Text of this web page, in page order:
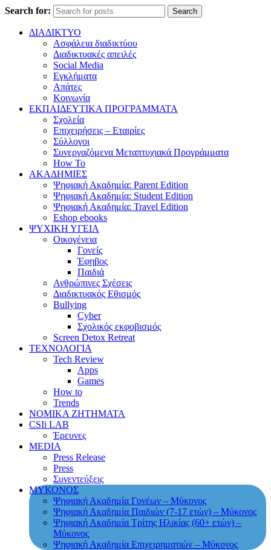
Search for: Search
ΔΙΑΔΙΚΤΥΟ
Ασφάλεια διαδικτύου
Διαδικτυακές απειλές
Social Media
Εγκλήματα
Απάτες
Κοινωνία
ΕΚΠΑΙΔΕΥΤΙΚΑ ΠΡΟΓΡΑΜΜΑΤΑ
Σχολεία
Επιχειρήσεις – Εταιρίες
Σύλλογοι
Συνεργαζόμενα Μεταπτυχιακά Προγράμματα
How To
ΑΚΑΔΗΜΙΕΣ
Ψηφιακή Ακαδημία: Parent Edition
Ψηφιακή Ακαδημία: Student Edition
Ψηφιακή Ακαδημία: Travel Edition
Eshop ebooks
ΨΥΧΙΚΗ ΥΓΕΙΑ
Οικογένεια
Γονείς
Έφηβος
Παιδιά
Ανθρώπινες Σχέσεις
Διαδικτυακός Εθισμός
Bullying
Cyber
Σχολικός εκφοβισμός
Screen Detox Retreat
ΤΕΧΝΟΛΟΓΙΑ
Tech Review
Apps
Games
How to
Trends
ΝΟΜΙΚΑ ΖΗΤΗΜΑΤΑ
CSIi LAB
Έρευνες
MEDIA
Press Release
Press
Συνεντεύξεις
ΜΥΚΟΝΟΣ
Ψηφιακή Ακαδημία Γονέων – Μύκονος
Ψηφιακή Ακαδημία Παιδιών (7-17 ετών) – Μύκονος
Ψηφιακή Ακαδημία Τρίτης Ηλικίας (60+ ετών) –
Μύκονος
Ψηφιακή Ακαδημία Επιχειρηματιών – Μύκονος